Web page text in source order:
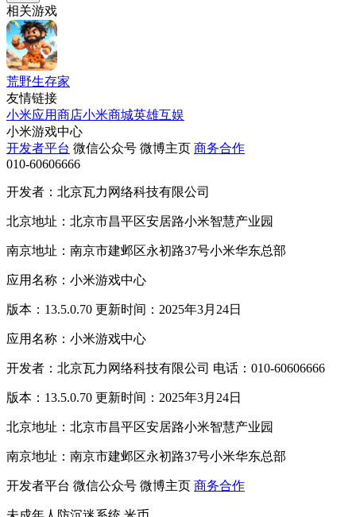
相关游戏
荒野生存家
友情链接
小米应用商店小米商城英雄互娱
小米游戏中心
开发者平台 微信公众号 微博主页 商务合作
010-60606666
开发者：北京瓦力网络科技有限公司
北京地址：北京市昌平区安居路小米智慧产业园
南京地址：南京市建邺区永初路37号小米华东总部
应用名称：小米游戏中心
版本：13.5.0.70 更新时间：2025年3月24日
应用名称：小米游戏中心
开发者：北京瓦力网络科技有限公司 电话：010-60606666
版本：13.5.0.70 更新时间：2025年3月24日
北京地址：北京市昌平区安居路小米智慧产业园
南京地址：南京市建邺区永初路37号小米华东总部
开发者平台 微信公众号 微博主页 商务合作